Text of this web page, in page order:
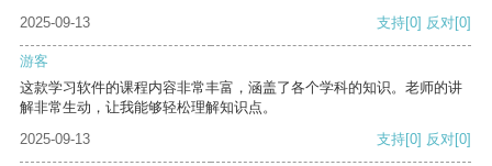
2025-09-13 支持[0] 反对[0]
游客
这款学习软件的课程内容非常丰富，涵盖了各个学科的知识。老师的讲
解非常生动，让我能够轻松理解知识点。
2025-09-13
支持[0] 反对[0]